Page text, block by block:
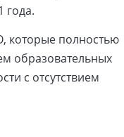
года.
которые полностью
образовательных
с отсутствием